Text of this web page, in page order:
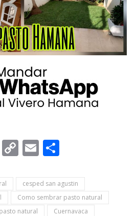
Messenger
CopyEmail
cesped san agustin
Como sembrar pasto natural
natural
Cuernavaca